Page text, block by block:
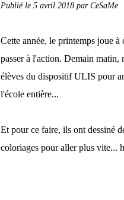
Publié le 5 avril 2018 par CeSaMe
Cette année, le printemps joue à
passer à l'action. Demain matin,
élèves du dispositif ULIS pour
l'école entière...
Et pour ce faire, ils ont dessiné
coloriages pour aller plus vite...